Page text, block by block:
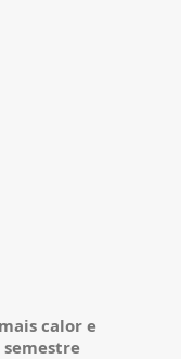
calor e
semestre